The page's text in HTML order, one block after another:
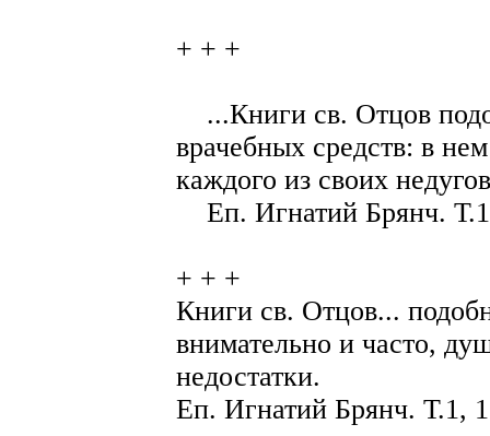
+ + +
...Книги св. Отцов
врачебных средств: в
каждого из своих
Еп. Игнатий Брянч.
+ + +
Книги св. Отцов...
внимательно и часто,
недостатки.
Еп. Игнатий Брянч. Т.1,